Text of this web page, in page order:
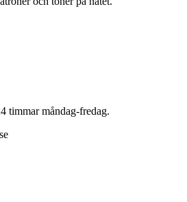
timmar måndag-fredag.